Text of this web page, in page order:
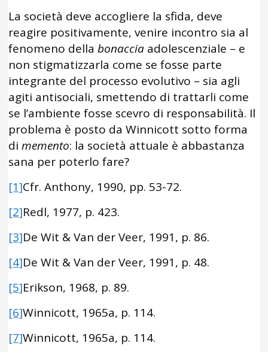
La società deve accogliere la sfida, deve
reagire positivamente, venire incontro sia al
fenomeno dellabonaccia adolescenziale – e
non stigmatizzarla come se fosse parte
integrante del processo evolutivo – sia agli
agiti antisociali, smettendo di trattarli come
se l’ambiente fosse scevro di responsabilità. Il
problema è posto da Winnicott sotto forma
dimemento: la società attuale è abbastanza
sana per poterlo fare?
[1]Cfr. Anthony, 1990, pp. 53-72.
[2]Redl, 1977, p. 423.
[3]De Wit & Van der Veer, 1991, p. 86.
[4]De Wit & Van der Veer, 1991, p. 48.
[5]Erikson, 1968, p. 89.
[6]Winnicott, 1965a, p. 114.
[7]Winnicott, 1965a, p. 114.